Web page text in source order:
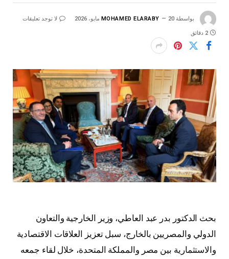
بواسطة MOHAMED ELARABY 20 مايو، 2026 لا توجد تعليقات
2 دقائق
بحث الدكتور بدر عبد العاطي، وزير الخارجية والتعاون
الدولي والمصريين بالخارج، سبل تعزيز العلاقات الاقتصادية
والاستثمارية بين مصر والمملكة المتحدة، خلال لقاء جمعه